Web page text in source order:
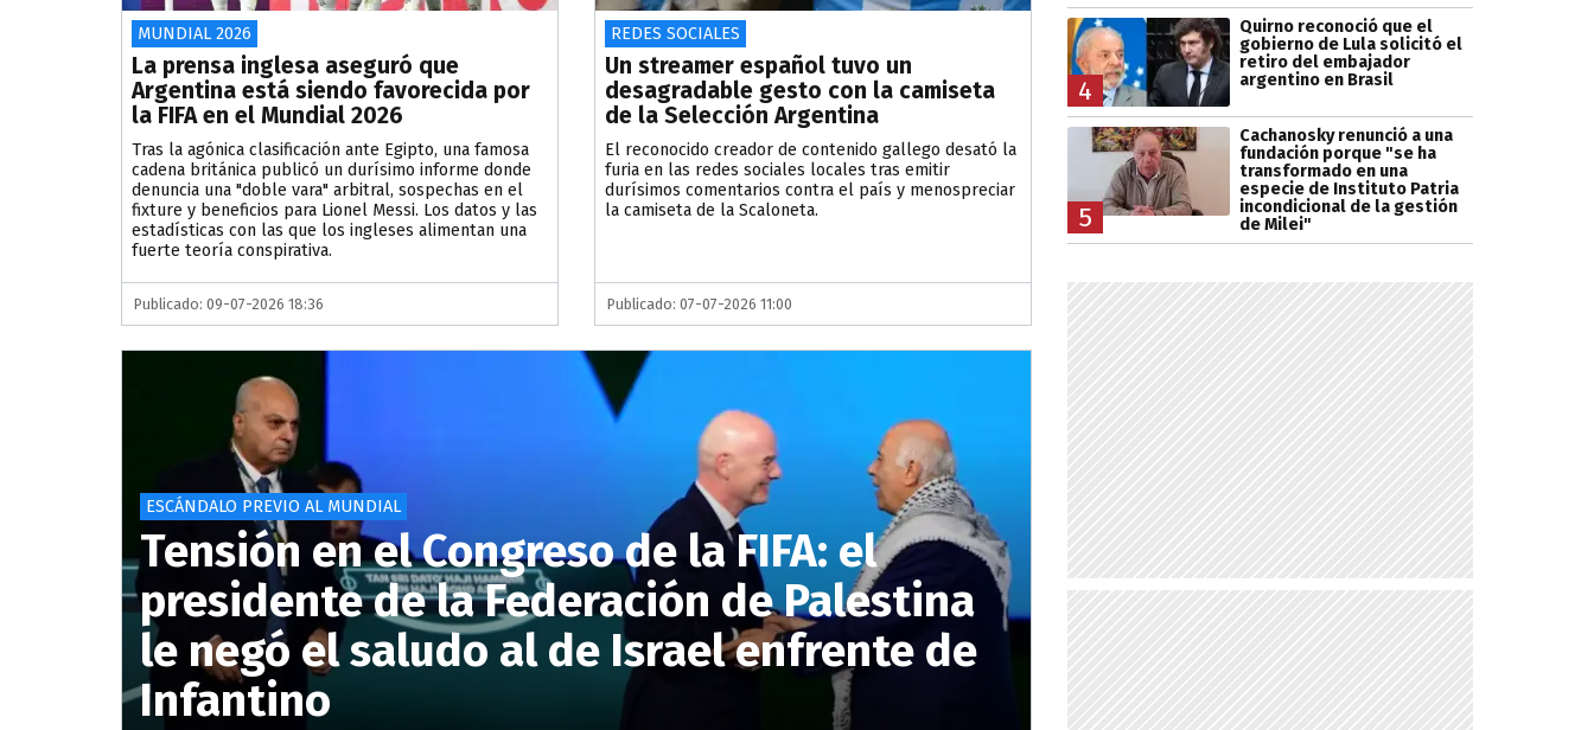
MUNDIAL 2026
La prensa inglesa aseguró que
Argentina está siendo favorecida por
la FIFA en el Mundial 2026
Tras la agónica clasificación ante Egipto, una famosa
cadena británica publicó un durísimo informe donde
denuncia una "doble vara" arbitral, sospechas en el
fixture y beneficios para Lionel Messi. Los datos y las
estadísticas con las que los ingleses alimentan una
fuerte teoría conspirativa.
Publicado: 09-07-2026 18:36
REDES SOCIALES
Un streamer español tuvo un
desagradable gesto con la camiseta
de la Selección Argentina
El reconocido creador de contenido gallego desató la
furia en las redes sociales locales tras emitir
durísimos comentarios contra el país y menospreciar
la camiseta de la Scaloneta.
Publicado: 07-07-2026 11:00
ESCÁNDALO PREVIO AL MUNDIAL
Tensión en el Congreso de la FIFA: el
presidente de la Federación de Palestina
le negó el saludo al de Israel enfrente de
Infantino
4
Quirno reconoció que el
gobierno de Lula solicitó el
retiro del embajador
argentino en Brasil
5
Cachanosky renunció a una
fundación porque "se ha
transformado en una
especie de Instituto Patria
incondicional de la gestión
de Milei"